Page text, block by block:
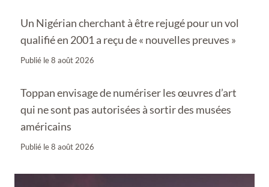
Un Nigérian cherchant à être rejugé pour un vol
qualifié en 2001 a reçu de « nouvelles preuves »
Publié le8 août 2026
Toppan envisage de numériser les œuvres d’art
qui ne sont pas autorisées à sortir des musées
américains
Publié le8 août 2026